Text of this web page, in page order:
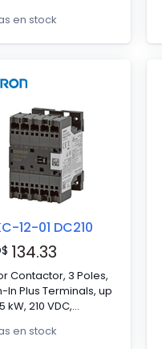
67.5 x 45 x 46 mm
en stock
12-01 DC210
$ 134.33
Contactor, 3 Poles,
In Plus Terminals, up
kW, 210 VDC,
67.5 x 45 x 46 mm
en stock